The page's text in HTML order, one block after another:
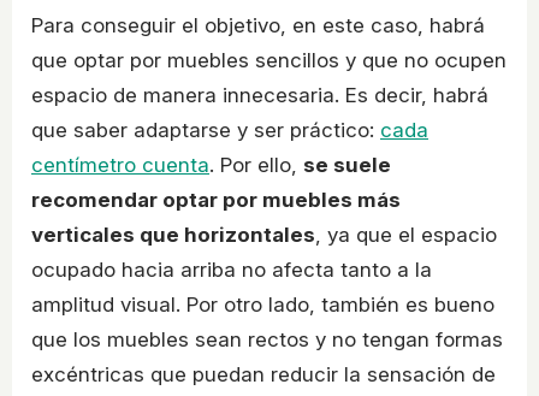
Para conseguir el objetivo, en este caso, habrá
que optar por muebles sencillos y que no ocupen
espacio de manera innecesaria. Es decir, habrá
que saber adaptarse y ser práctico: cada
centímetro cuenta. Por ello, se suele
recomendar optar por muebles más
verticales que horizontales, ya que el espacio
ocupado hacia arriba no afecta tanto a la
amplitud visual. Por otro lado, también es bueno
que los muebles sean rectos y no tengan formas
excéntricas que puedan reducir la sensación de